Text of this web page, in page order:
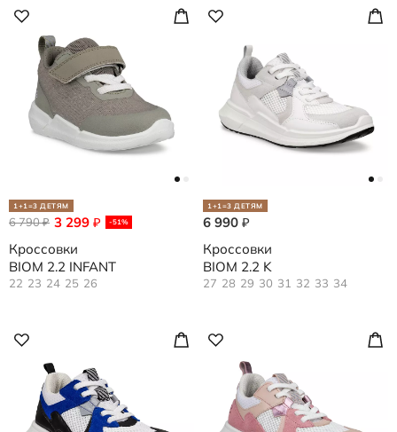
1+1=3 ДЕТЯМ
3 299 ₽ -51%
6 790₽
Кроссовки
BIOM 2.2 INFANT
22 23 24 25 26
1+1=3 ДЕТЯМ
6 990 ₽
Кроссовки
BIOM 2.2 K
27 28 29 30 31 32 33 34